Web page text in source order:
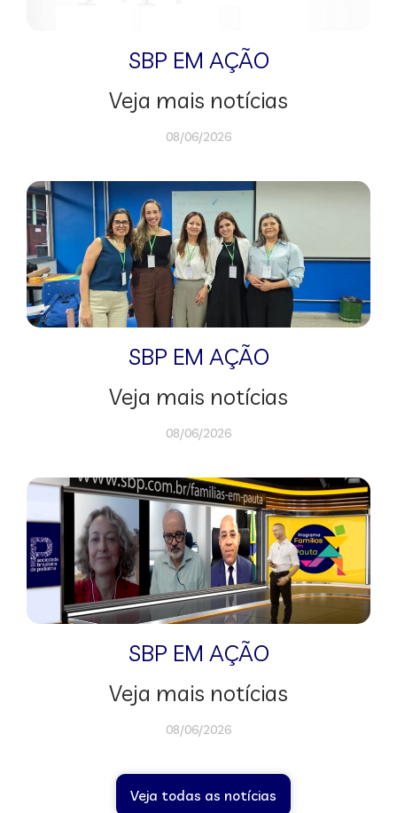
SBP EM AÇÃO
Veja mais notícias
08/06/2026
SBP EM AÇÃO
Veja mais notícias
08/06/2026
SBP EM AÇÃO
Veja mais notícias
08/06/2026
Veja todas as notícias